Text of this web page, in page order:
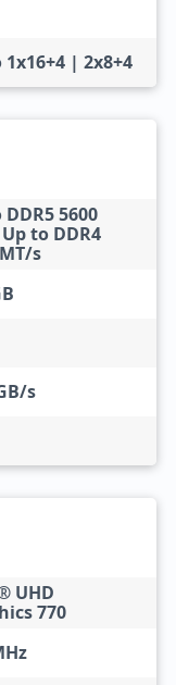
1x16+4 | 2x8+4
5600
to DDR4
s
s
UHD
770